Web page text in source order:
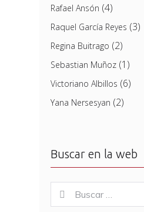
Rafael Ansón (4)
Raquel García Reyes (3)
Regina Buitrago (2)
Sebastian Muñoz(1)
Victoriano Albillos (6)
Yana Nersesyan (2)
Buscar en la web
for:
Buscar